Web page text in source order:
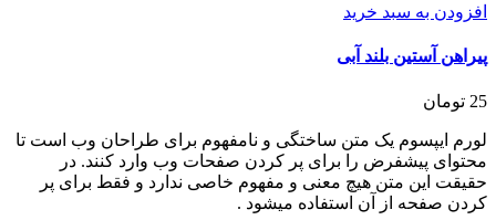
افزودن به سبد خرید
پیراهن آستین بلند آبی
25 تومان
لورم ایپسوم یک متن ساختگی و نامفهوم برای طراحان وب است تا
محتوای پیشفرض را برای پر کردن صفحات وب وارد کنند. در
حقیقت این متن هیچ معنی و مفهوم خاصی ندارد و فقط برای پر
کردن صفحه از آن استفاده میشود .